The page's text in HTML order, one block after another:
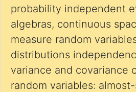
probability independent
algebras, continuous
measure random
distributions
variance and covariance
random variables: